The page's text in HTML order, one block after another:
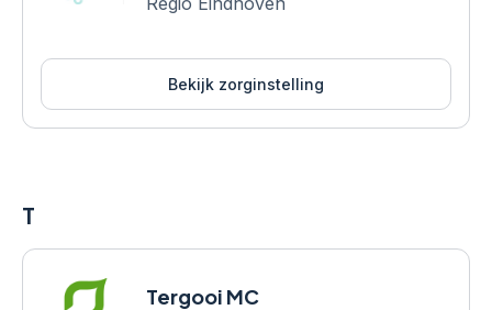
Bekijk zorginstelling
T
Tergooi MC